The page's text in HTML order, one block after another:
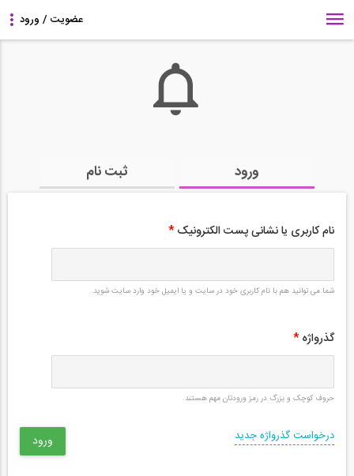
ورود ثبت نام
نام کاربری یا نشانی پست الکترونیک *
شما می توانید هم با نام کاربری خود در سایت و یا ایمیل خود وارد سایت شوید.
گذرواژه *
حروف کوچک و بزرگ در رمز ورودتان مهم هستند.
درخواست گذرواژه جدید